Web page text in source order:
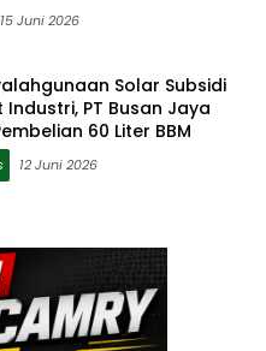
15 Juni 2026
Solar Subsidi
PT Busan Jaya
60 Liter BBM
12 Juni 2026